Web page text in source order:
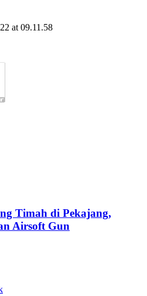
Timah di Pekajang,
Airsoft Gun